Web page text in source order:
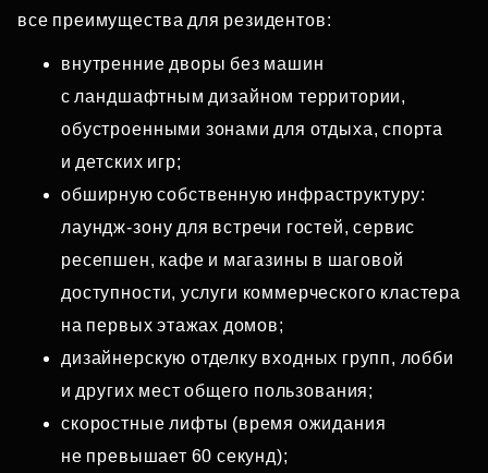
все преимущества для резидентов:
внутренние дворы без машин
с ландшафтным дизайном территории,
обустроенными зонами для отдыха, спорта
и детских игр;
обширную собственную инфраструктуру:
лаундж‑зону для встречи гостей, сервис
ресепшен, кафе и магазины в шаговой
доступности, услуги коммерческого кластера
на первых этажах домов;
дизайнерскую отделку входных групп, лобби
и других мест общего пользования;
скоростные лифты (время ожидания
не превышает 60 секунд);